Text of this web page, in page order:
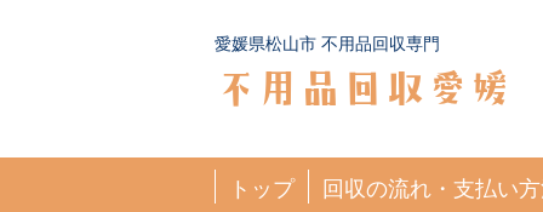
愛媛県松山市 不用品回収専門
不用品回収愛媛
トップ 回収の流れ・支払い